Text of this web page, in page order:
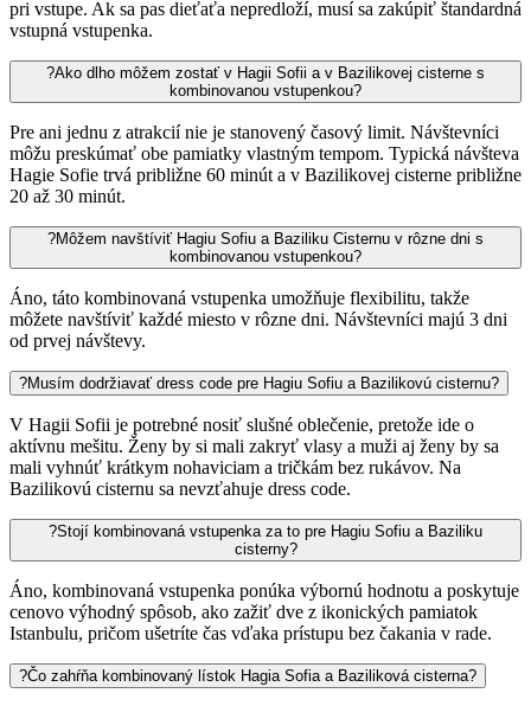
pri vstupe. Ak sa pas dieťaťa nepredloží, musí sa zakúpiť štandardná
vstupná vstupenka.
?Ako dlho môžem zostať v Hagii Sofii a v Bazilikovej cisternе s
kombinovanou vstupenkou?
Pre ani jednu z atrakcií nie je stanovený časový limit. Návštevníci
môžu preskúmať obe pamiatky vlastným tempom. Typická návšteva
Hagie Sofie trvá približne 60 minút a v Bazilikovej cisterne približne
20 až 30 minút.
?Môžem navštíviť Hagiu Sofiu a Baziliku Cisternu v rôzne dni s
kombinovanou vstupenkou?
Áno, táto kombinovaná vstupenka umožňuje flexibilitu, takže
môžete navštíviť každé miesto v rôzne dni. Návštevníci majú 3 dni
od prvej návštevy.
?Musím dodržiavať dress code pre Hagiu Sofiu a Bazilikovú cisternu?
V Hagii Sofii je potrebné nosiť slušné oblečenie, pretože ide o
aktívnu mešitu. Ženy by si mali zakryť vlasy a muži aj ženy by sa
mali vyhnúť krátkym nohaviciam a tričkám bez rukávov. Na
Bazilikovú cisternu sa nevzťahuje dress code.
?Stojí kombinovaná vstupenka za to pre Hagiu Sofiu a Baziliku
cisterny?
Áno, kombinovaná vstupenka ponúka výbornú hodnotu a poskytuje
cenovo výhodný spôsob, ako zažiť dve z ikonických pamiatok
Istanbulu, pričom ušetríte čas vďaka prístupu bez čakania v rade.
?Čo zahŕňa kombinovaný lístok Hagia Sofia a Baziliková cisterna?